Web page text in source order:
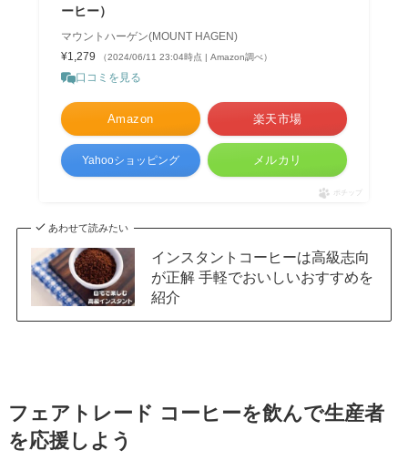
ーヒー）
マウントハーゲン(MOUNT HAGEN)
¥1,279
（2024/06/11 23:04時点 | Amazon調べ）
口コミを見る
Amazon 楽天市場
Yahooショッピング メルカリ
ポチップ
あわせて読みたい
インスタントコーヒーは高級志向
が正解 手軽でおいしいおすすめを
紹介
フェアトレード コーヒーを飲んで生産者
を応援しよう